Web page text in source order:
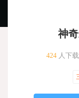
神
424 人下